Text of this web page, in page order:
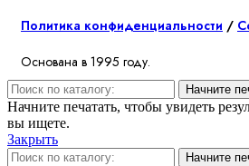
Политика конфиденциальности /
Основана в 1995 году.
Начните
Начните печатать, чтобы увидеть
вы ищете.
Закрыть
Начните